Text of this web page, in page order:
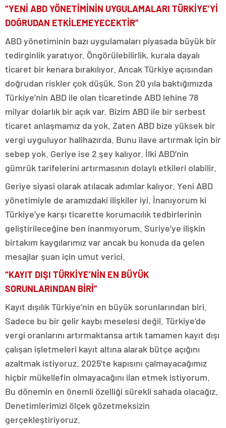
“YENİ ABD YÖNETİMİNİN UYGULAMALARI TÜRKİYE’Yİ
DOĞRUDAN ETKİLEMEYECEKTİR”
ABD yönetiminin bazı uygulamaları piyasada büyük bir
tedirginlik yaratıyor. Öngörülebilirlik, kurala dayalı
ticaret bir kenara bırakılıyor. Ancak Türkiye açısından
doğrudan riskler çok düşük. Son 20 yıla baktığımızda
Türkiye’nin ABD ile olan ticaretinde ABD lehine 78
milyar dolarlık bir açık var. Bizim ABD ile bir serbest
ticaret anlaşmamız da yok. Zaten ABD bize yüksek bir
vergi uyguluyor halihazırda. Bunu ilave artırmak için bir
sebep yok. Geriye ise 2 şey kalıyor. İlki ABD’nin
gümrük tarifelerini artırmasının dolaylı etkileri olabilir.
Geriye siyasi olarak atılacak adımlar kalıyor. Yeni ABD
yönetimiyle de aramızdaki ilişkiler iyi. İnanıyorum ki
Türkiye’ye karşı ticarette korumacılık tedbirlerinin
geliştirileceğine ben inanmıyorum. Suriye’ye ilişkin
birtakım kaygılarımız var ancak bu konuda da gelen
mesajlar şuan için umut verici.
“KAYIT DIŞI TÜRKİYE’NİN EN BÜYÜK
SORUNLARINDAN BİRİ”
Kayıt dışılık Türkiye’nin en büyük sorunlarından biri.
Sadece bu bir gelir kaybı meselesi değil. Türkiye’de
vergi oranlarını artırmaktansa artık tamamen kayıt dışı
çalışan işletmeleri kayıt altına alarak bütçe açığını
azaltmak istiyoruz. 2025’te kapısını çalmayacağımız
hiçbir mükellefin olmayacağını ilan etmek istiyorum.
Bu dönemin en önemli özelliği sürekli sahada olacağız.
Denetimlerimizi ölçek gözetmeksizin
gerçekleştiriyoruz.